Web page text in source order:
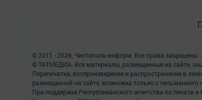
© 2011 - 2026. Чистополь-информ. Все права защищены.
© ТАТМЕДИА. Все материалы, размещенные на сайте,
Перепечатка, воспроизведение и распространение в
размещенной на сайте, возможна только с письменного
При поддержке Республиканского агентства по печати